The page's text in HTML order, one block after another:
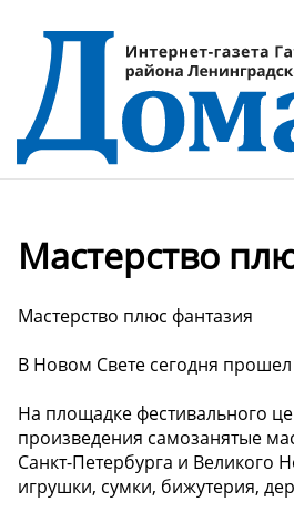
Мастерство
Мастерство плюс фантазия
В Новом Свете сегодня
На площадке фестивального
произведения самозанятые
Санкт-Петербурга и
игрушки, сумки, бижутерия,